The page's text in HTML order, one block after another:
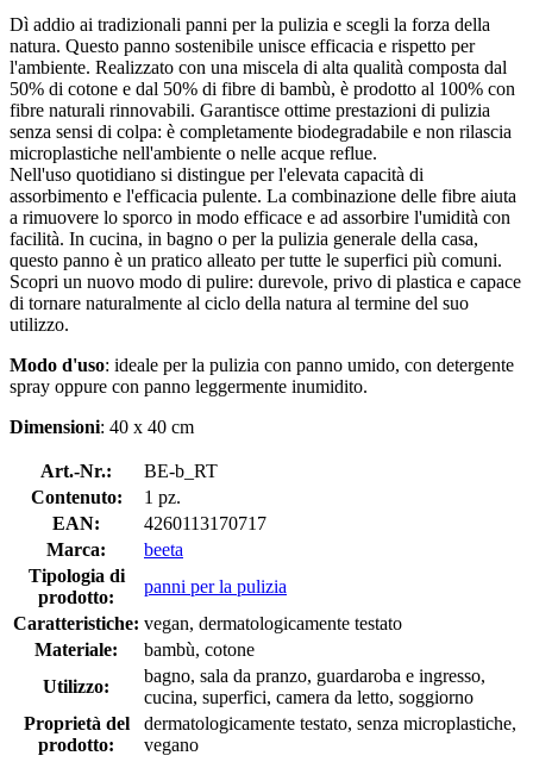
Dì addio ai tradizionali panni per la pulizia e scegli la forza della
natura. Questo panno sostenibile unisce efficacia e rispetto per
l'ambiente. Realizzato con una miscela di alta qualità composta dal
50% di cotone e dal 50% di fibre di bambù, è prodotto al 100% con
fibre naturali rinnovabili. Garantisce ottime prestazioni di pulizia
senza sensi di colpa: è completamente biodegradabile e non rilascia
microplastiche nell'ambiente o nelle acque reflue.
Nell'uso quotidiano si distingue per l'elevata capacità di
assorbimento e l'efficacia pulente. La combinazione delle fibre aiuta
a rimuovere lo sporco in modo efficace e ad assorbire l'umidità con
facilità. In cucina, in bagno o per la pulizia generale della casa,
questo panno è un pratico alleato per tutte le superfici più comuni.
Scopri un nuovo modo di pulire: durevole, privo di plastica e capace
di tornare naturalmente al ciclo della natura al termine del suo
utilizzo.
Modo d'uso: ideale per la pulizia con panno umido, con detergente
spray oppure con panno leggermente inumidito.
Dimensioni: 40 x 40 cm
Art.-Nr.:
BE-b_RT
Contenuto:
1 pz.
EAN:
4260113170717
Marca:
beeta
Tipologia di
prodotto:
panni per la pulizia
Caratteristiche: vegan, dermatologicamente testato
Materiale:
bambù, cotone
Utilizzo:
bagno, sala da pranzo, guardaroba e ingresso,
cucina, superfici, camera da letto, soggiorno
Proprietà del
prodotto:
dermatologicamente testato, senza microplastiche,
vegano